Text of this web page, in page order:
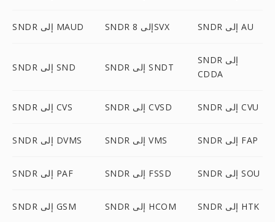
SNDR إلى MAUD SNDR إلى 8SVX SNDR إلى AU
SNDR إلى SND SNDR إلى SNDT
SNDR إلى
CDDA
SNDR إلى CVS SNDR إلى CVSD SNDR إلى CVU
SNDR إلى DVMS SNDR إلى VMS SNDR إلى FAP
SNDR إلى PAF SNDR إلى FSSD SNDR إلى SOU
SNDR إلى GSM SNDR إلى HCOM SNDR إلى HTK